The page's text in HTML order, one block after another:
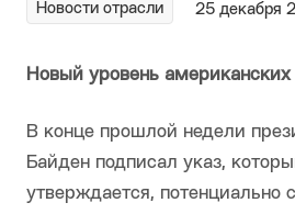
Новости отрасли 25 декабря
Новый уровень американских
В конце прошлой недели
Байден подписал указ,
утверждается, потенциально